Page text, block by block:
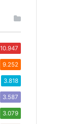
10.947
9.252
3.818
3.587
3.079